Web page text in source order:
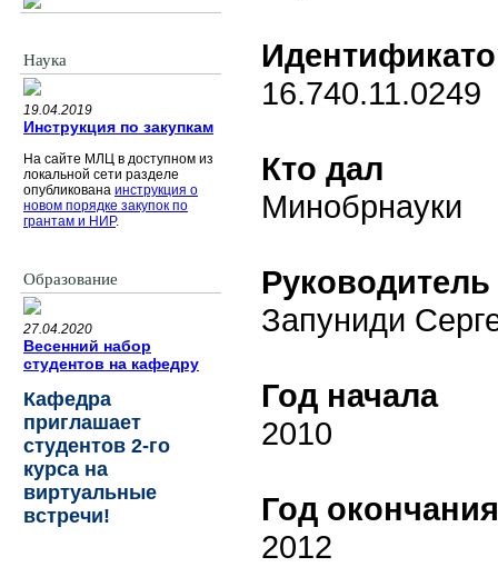
Наука
19.04.2019
Инструкция по закупкам
На сайте МЛЦ в доступном из
локальной сети разделе
опубликована инструкция о
новом порядке закупок по
грантам и НИР.
Образование
27.04.2020
Весенний набор
студентов на кафедру
Кафедра
приглашает
студентов 2-го
курса на
виртуальные
встречи!
16.740.11.0249
Кто дал
Минобрнауки
Руководитель
Запуниди
Год начала
2010
Год окончания
2012